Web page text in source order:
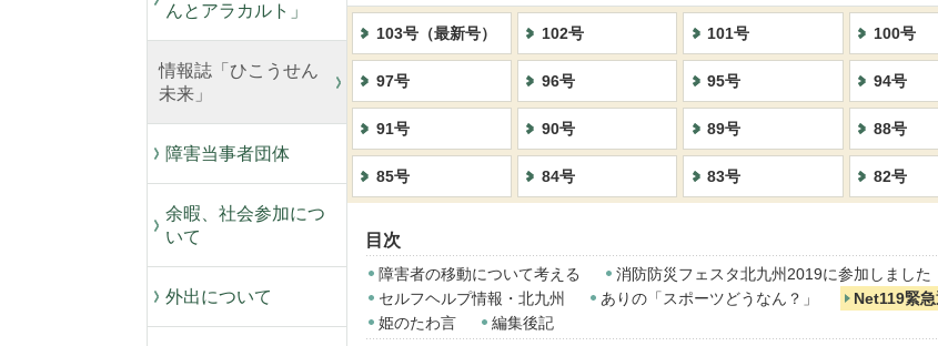
んとアラカルト」
情報誌「ひこうせん
未来」
障害当事者団体
余暇、社会参加につ
いて
外出について
103号（最新号） 102号 101号 100号
97号 96号 95号 94号
91号 90号 89号 88号
85号 84号 83号 82号
目次
障害者の移動について考える 消防防災フェスタ北九州2019に参加しました
セルフヘルプ情報・北九州
ありの「スポーツどうなん？」
Net119緊
姫のたわ言
編集後記